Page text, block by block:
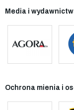
Media i
Ochrona mienia i